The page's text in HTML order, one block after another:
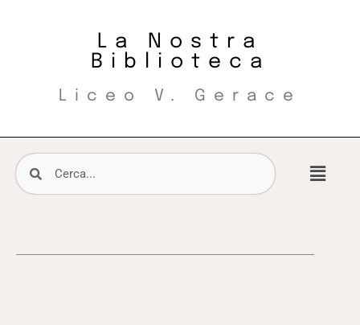
La Nostra
Biblioteca
Liceo V. Gerace